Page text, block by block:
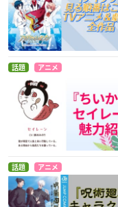
話題 アニメ
話題 アニメ